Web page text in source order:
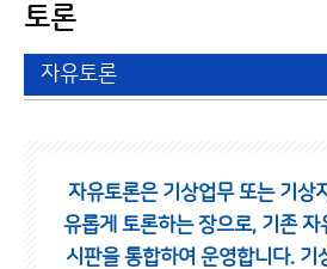
토론
자유토론
자유토론은 기상업무 또는 기상
유롭게 토론하는 장으로, 기존 자
시판을 통합하여 운영합니다. 기